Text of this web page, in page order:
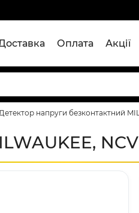
Оплата Акції
напруги безконтактний